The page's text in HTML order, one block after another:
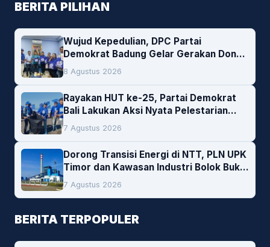
BERITA PILIHAN
Wujud Kepedulian, DPC Partai
Demokrat Badung Gelar Gerakan Donor
Darah
8 Agustus 2026
Rayakan HUT ke-25, Partai Demokrat
Bali Lakukan Aksi Nyata Pelestarian
Lingkungan
7 Agustus 2026
Dorong Transisi Energi di NTT, PLN UPK
Timor dan Kawasan Industri Bolok Buka
Peluang Investasi Woodchip untuk
Cofiring PLTU Bolok
7 Agustus 2026
BERITA TERPOPULER